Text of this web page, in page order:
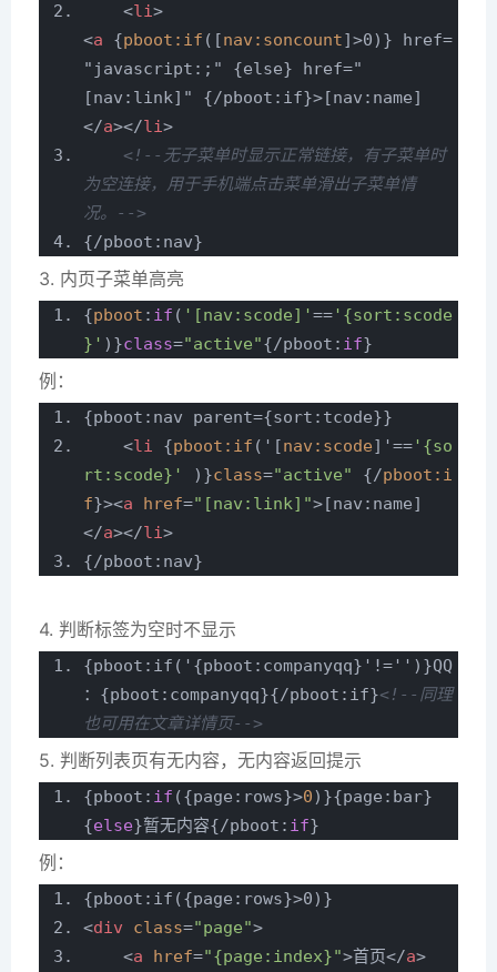
<li>
<a {pboot:if ([nav:soncount]>0)} href=
"javascript:;" {else} href="
[nav:link]" {/pboot:if}>[nav:name]
</a></li>
<!--无子菜单时显示正常链接，有子菜单时
为空连接，用于手机端点击菜单滑出子菜单情
况。-->
{/pboot:nav}
3. 内页子菜单高亮
{pboot : if ( '[nav:scode]' == '{sort:scode
}' )}class="active"{/pboot: if}
例：
{pboot:nav parent={sort:tcode}}
<li {pboot:if ('[nav:scode]'== '{so
rt:scode}'
)}class="active" {/pboot:i
f}><a href="[nav:link]">[nav:name]
</a></li>
{/pboot:nav}
4. 判断标签为空时不显示
{pboot:if('{pboot:companyqq}'!='')}QQ
：{pboot:companyqq}{/pboot:if}<!--同理
也可用在文章详情页-->
5. 判断列表页有无内容，无内容返回提示
{pboot: if ({page:rows}>0)}{page:bar}
{else}暂无内容{/pboot: if}
例：
{pboot:if({page:rows}>0)}
<div class="page">
<a href="{page:index}">首页</a>